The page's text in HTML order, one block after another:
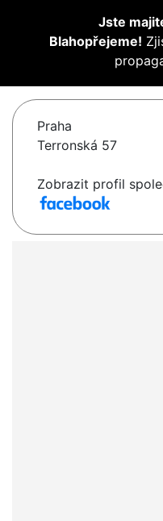
Jste
Blahopřejeme!
Praha
Terronská 57
Zobrazit profil